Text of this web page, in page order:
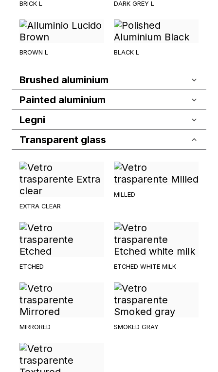
BRICK L DARK GREY L
BROWN L BLACK L
Brushed aluminium
Painted aluminium
Legni
Transparent glass
EXTRA CLEAR
MILLED
ETCHED ETCHED WHITE MILK
MIRRORED SMOKED GRAY